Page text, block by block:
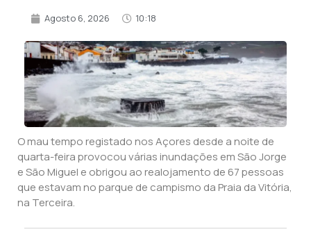
Agosto 6, 2026 10:18
O mau tempo registado nos Açores desde a noite de
quarta-feira provocou várias inundações em São Jorge
e São Miguel e obrigou ao realojamento de 67 pessoas
que estavam no parque de campismo da Praia da Vitória,
na Terceira.